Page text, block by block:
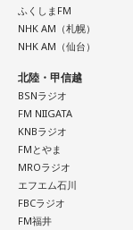
ふくしまFM
NHK AM（札幌）
NHK AM（仙台）
北陸・甲信越
BSNラジオ
FM NIIGATA
KNBラジオ
FMとやま
MROラジオ
エフエム石川
FBCラジオ
FM福井